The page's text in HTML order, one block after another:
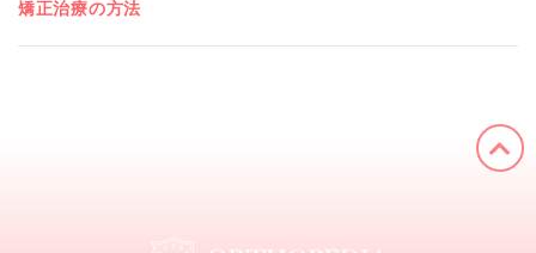
矯正治療の方法